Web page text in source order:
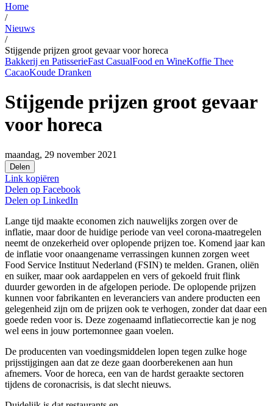
Home
/
Nieuws
/
Stijgende prijzen groot gevaar voor horeca
Bakkerij en PatisserieFast CasualFood en WineKoffie Thee
CacaoKoude Dranken
Stijgende prijzen groot gevaar
voor horeca
maandag, 29 november 2021
Delen
Link kopiëren
Delen op Facebook
Delen op LinkedIn
Lange tijd maakte economen zich nauwelijks zorgen over de
inflatie, maar door de huidige periode van veel corona-maatregelen
neemt de onzekerheid over oplopende prijzen toe. Komend jaar kan
de inflatie voor onaangename verrassingen kunnen zorgen weet
Food Service Instituut Nederland (FSIN) te melden. Granen, oliën
en suiker, maar ook aardappelen en vers of gekoeld fruit flink
duurder geworden in de afgelopen periode. De oplopende prijzen
kunnen voor fabrikanten en leveranciers van andere producten een
gelegenheid zijn om de prijzen ook te verhogen, zonder dat daar een
goede reden voor is. Deze zogenaamd inflatiecorrectie kan je nog
wel eens in jouw portemonnee gaan voelen.
De producenten van voedingsmiddelen lopen tegen zulke hoge
prijsstijgingen aan dat ze deze gaan doorberekenen aan hun
afnemers. Voor de horeca, een van de hardst geraakte sectoren
tijdens de coronacrisis, is dat slecht nieuws.